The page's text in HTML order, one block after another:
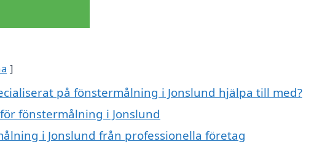
på fönstermålning i Jonslund hjälpa till med?
fönstermålning i Jonslund
i Jonslund från professionella företag